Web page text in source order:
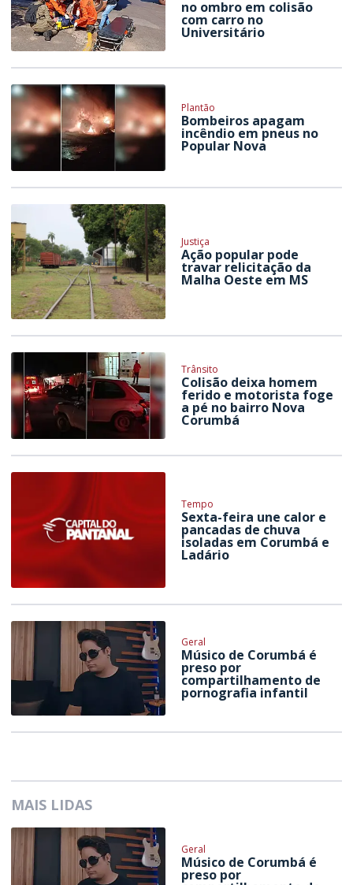
no ombro em colisão
com carro no
Universitário
Plantão
Bombeiros apagam
incêndio em pneus no
Popular Nova
Justiça
Ação popular pode
travar relicitação da
Malha Oeste em MS
Trânsito
Colisão deixa homem
ferido e motorista foge
a pé no bairro Nova
Corumbá
Tempo
Sexta-feira une calor e
pancadas de chuva
isoladas em Corumbá e
Ladário
Geral
Músico de Corumbá é
preso por
compartilhamento de
pornografia infantil
MAIS LIDAS
Geral
Músico de Corumbá é
preso por